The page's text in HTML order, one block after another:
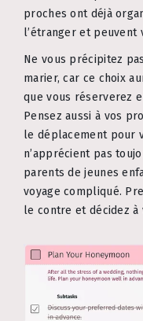
proches ont déjà
l’étranger et peuvent
Ne vous précipitez
marier, car ce choix
que vous réserverez
Pensez aussi à vos
le déplacement pour
n’apprécient pas
parents de jeunes
voyage compliqué.
le contre et décidez à